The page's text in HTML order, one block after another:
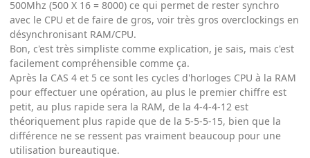
500Mhz (500 X 16 = 8000) ce qui permet de rester synchro
avec le CPU et de faire de gros, voir très gros overclockings en
désynchronisant RAM/CPU.
Bon, c'est très simpliste comme explication, je sais, mais c'est
facilement compréhensible comme ça.
Après la CAS 4 et 5 ce sont les cycles d'horloges CPU à la RAM
pour effectuer une opération, au plus le premier chiffre est
petit, au plus rapide sera la RAM, de la 4-4-4-12 est
théoriquement plus rapide que de la 5-5-5-15, bien que la
différence ne se ressent pas vraiment beaucoup pour une
utilisation bureautique.